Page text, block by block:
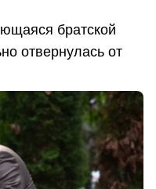
братской
отвернулась от